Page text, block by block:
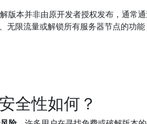
版本并非由原开发者授权发布，通常
无限流量或解锁所有服务器节点的功能
全性如何？